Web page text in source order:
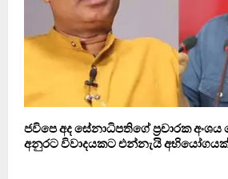
ජවිපෙ අද සේනාධිපතිගේ ප‍්‍රචාරක
අනුරට විවාදයකට එන්නැයි